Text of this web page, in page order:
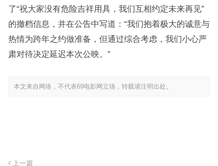
了“祝大家没有危险吉祥用具，我们互相约定未来再见”
的撤档信息，并在公告中写道：“我们抱着极大的诚意与
热情为跨年之约做准备，但通过综合考虑，我们小心严
肃对待决定延迟本次公映。”
本文来自网络，不代表69电影网立场，转载请注明出处。
上一篇